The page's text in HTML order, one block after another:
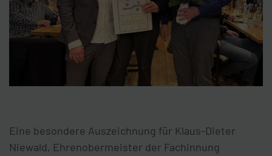
Eine besondere Auszeichnung für Klaus-Dieter
Niewald, Ehrenobermeister der Fachinnung